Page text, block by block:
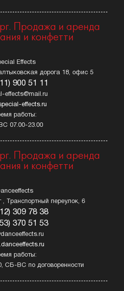
Продажа и аренда
и конфетти
Effects
дорога 18, офис 5
900 51 11
effects@mail.ru
effects.ru
работы:
07.00-23.00
Продажа и аренда
и конфетти
, Транспортный переулок, 6
309 78 38
370 51 53
работы:
СБ-ВС по договоренности